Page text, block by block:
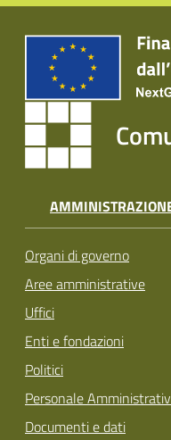
Organi di governo
Aree amministrative
Uffici
Enti e fondazioni
Politici
Personale
Documenti e dati